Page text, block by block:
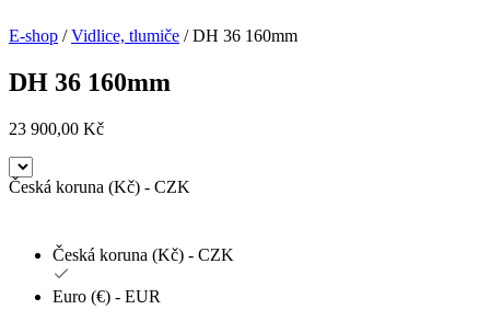
E-shop /Vidlice, tlumiče / DH 36 160mm
DH 36 160mm
23 900,00 Kč
Česká koruna (Kč) - CZK
Česká koruna (Kč) - CZK
Euro (€) - EUR